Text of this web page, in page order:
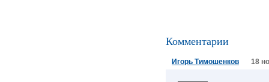
Комментарии
Игорь Тимошенков 18